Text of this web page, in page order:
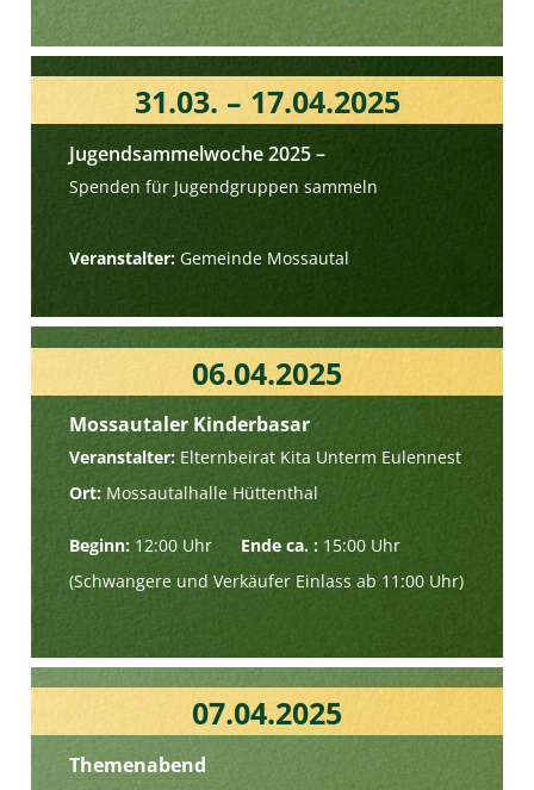
31.03. – 17.04.2025
Jugendsammelwoche 2025 –
Spenden für Jugendgruppen sammeln
Veranstalter: Gemeinde Mossautal
06.04.2025
Mossautaler Kinderbasar
Veranstalter: Elternbeirat Kita Unterm Eulennest
Ort: Mossautalhalle Hüttenthal
Beginn: 12:00 Uhr Ende ca. : 15:00 Uhr
(Schwangere und Verkäufer Einlass ab 11:00 Uhr)
07.04.2025
Themenabend